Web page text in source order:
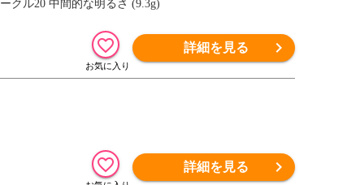
クル20 中間的な明るさ (9.3g)
詳細を見る
詳細を見る